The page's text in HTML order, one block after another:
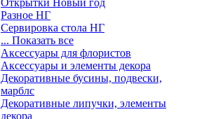
Открытки Новый год
Разное НГ
Сервировка стола НГ
... Показать все
Аксессуары для флористов
Аксессуары и элементы декора
Декоративные бусины, подвески,
марблс
Декоративные липучки, элементы
декора